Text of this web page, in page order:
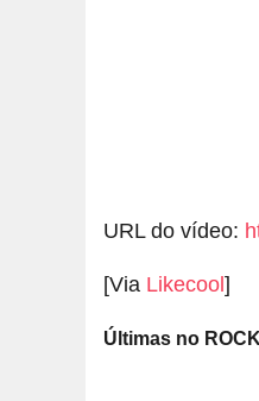
URL do vídeo:
[Via Likecool]
Últimas no